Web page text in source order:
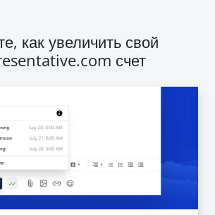
как увеличить свой
счет